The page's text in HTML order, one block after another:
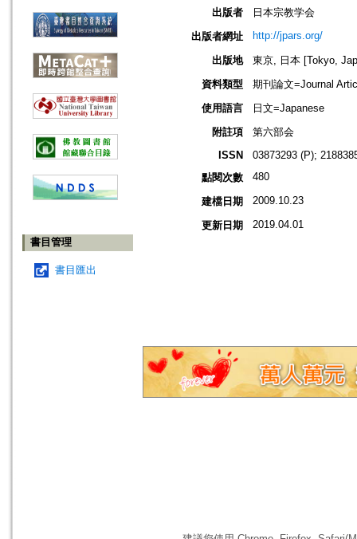
書目管理
書目匯出
出版者
日本宗教学会
出版者網址
http://jpars.org/
出版地
東京, 日本 [Tokyo,
資料類型
期刊論文=Journal
使用語言
日文=Japanese
附註項
第六部会
ISSN
03873293 (P);
點閱次數
480
建檔日期 2009.10.23
更新日期 2019.04.01